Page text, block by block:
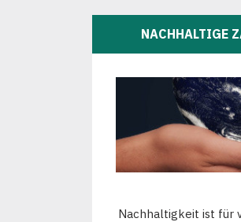
NACHHALTIGE
Nachhaltigkeit ist für